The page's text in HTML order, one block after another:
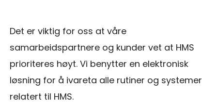
Det er viktig for oss at våre
samarbeidspartnere og kunder vet at HMS
prioriteres høyt. Vi benytter en elektronisk
løsning for å ivareta alle rutiner og systemer
relatert til HMS.